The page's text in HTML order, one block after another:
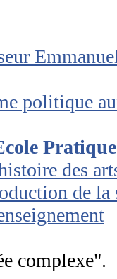
politique
des
de la
complexe".